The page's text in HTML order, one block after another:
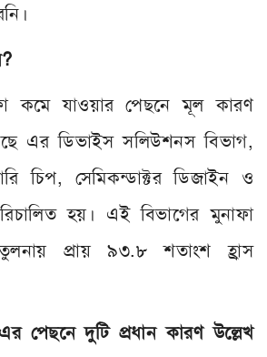
কমে যাওয়ার পেছনে মূল কারণ
এর ডিভাইস সলিউশনস বিভাগ,
চিপ, সেমিকন্ডাক্টর ডিজাইন ও
হয়। এই বিভাগের মুনাফা
প্রায় ৯৩.৮ শতাংশ হ্রাস
পেছনে দুটি প্রধান কারণ উল্লেখ